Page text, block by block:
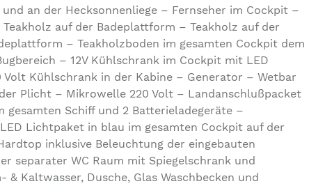
an der Hecksonnenliege – Fernseher im Cockpit –
auf der Badeplattform – Teakholz auf der
– Teakholzboden im gesamten Cockpit dem
– 12V Kühlschrank im Cockpit mit LED
Volt Kühlschrank in der Kabine – Generator – Wetbar
Plicht – Mikrowelle 220 Volt – Landanschlußpacket
gesamten Schiff und 2 Batterieladegeräte –
Lichtpaket in blau im gesamten Cockpit auf der
inklusive Beleuchtung der eingebauten
separater WC Raum mit Spiegelschrank und
& Kaltwasser, Dusche, Glas Waschbecken und